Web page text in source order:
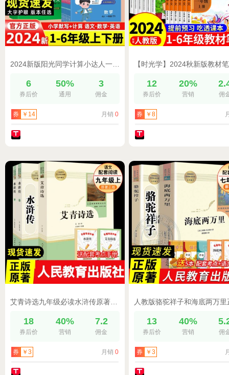
6
券后价
50%
通用
3
佣金
券 ￥14 月销 0
12
券后价
20%
营销 佣
券 ￥8
18
券后价
40%
营销
7.2
佣金
券 ￥3 月销 0
13
券后价
40%
营销 佣
券 ￥3